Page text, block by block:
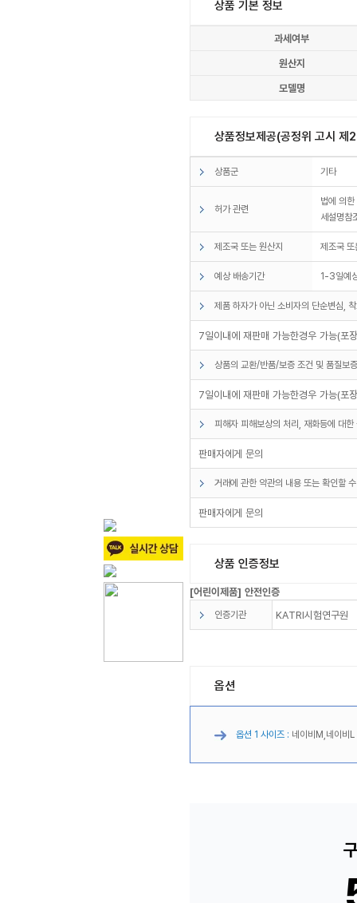
상품 기본 정보
과세여부
원산지
모델명
상품정보제공(공정위 고시
상품군 기타
허가 관련
법에 의
세설명참
제조국 또는 원산지 제조국
예상 배송기간 1-3일예
제품 하자가 아닌 소비자의 단순변심,
7일이내에 재판매 가능한경우 가능(포
상품의 교환/반품/보증 조건 및 품질보
7일이내에 재판매 가능한경우 가능(포
피해자 피해보상의 처리, 재화등에 대
판매자에게 문의
거래에 관한 약관의 내용 또는 확인할
판매자에게 문의
상품 인증정보
[어린이제품] 안전인증
인증기관 KATRI시험연구원
옵션
옵션 1 사이즈 : 네이비M,네이비L